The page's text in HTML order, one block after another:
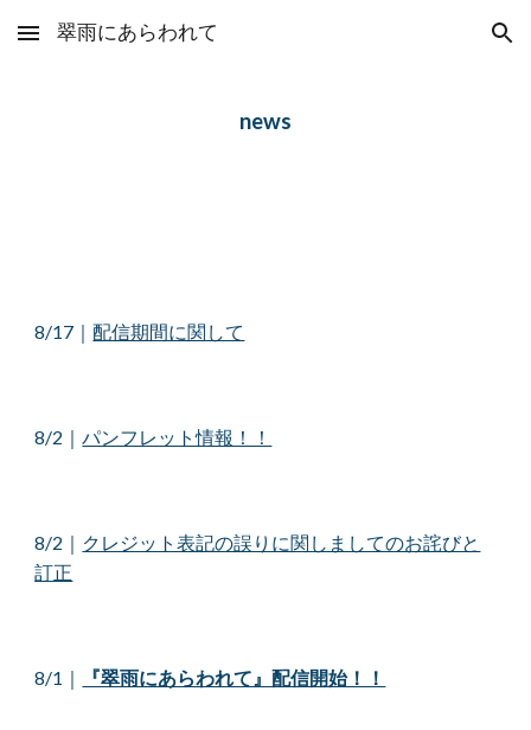
Skip to main content Skip to navigation
翠雨にあらわれて
news
8/17 ｜配信期間に関して
8/2 ｜パンフレット情報！！
8/2 ｜ クレジット表記の誤りに関しましてのお詫びと
訂正
8/1 ｜ 『翠雨にあらわれて』配信開始！！